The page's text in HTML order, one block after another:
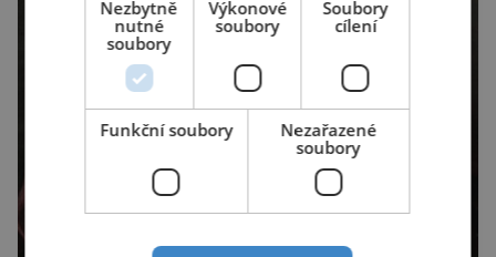
Nezbytně
nutné
soubory
Výkonové
soubory
Soubory
cílení
Funkční soubory
Nezařazené
soubory